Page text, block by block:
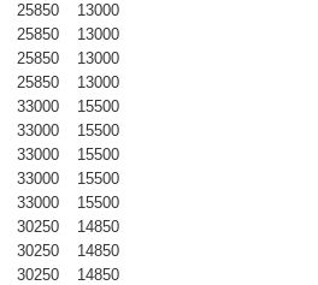
25850
13000
25850
13000
25850
13000
25850
13000
33000
15500
33000
15500
33000
15500
33000
15500
33000
15500
30250
14850
30250
14850
30250
14850